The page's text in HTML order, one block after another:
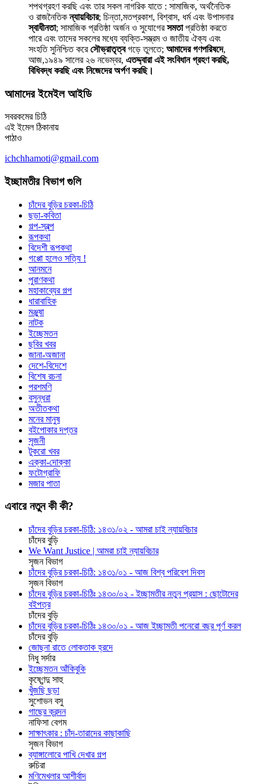
শপথগ্রহণ করছি এবং তার সকল নাগরিক যাতে : সামাজিক, অর্থনৈতিক
ও রাজনৈতিকন্যায়বিচার; চিন্তা,মতপ্রকাশ, বিশ্বাস, ধর্ম এবং উপাসনার
স্বাধীনতা; সামাজিক প্রতিষ্ঠা অর্জন ও সুযোগেরসমতাপ্রতিষ্ঠা করতে
পারে এবং তাদের সকলের মধ্যে ব্যক্তি-সম্ভ্রম ও জাতীয় ঐক্য এবং
সংহতি সুনিশ্চিত করেসৌভ্রাতৃত্বগড়ে তুলতে; আমাদের গণপরিষদে,
আজ,১৯৪৯ সালের ২৬ নভেম্বর, এতদ্দ্বারা এই সংবিধান গ্রহণ করছি,
বিধিবদ্ধ করছি এবং নিজেদের অর্পণ করছি।
আমাদের ইমেইল আইডি
সবরকমের চিঠি
এই ইমেল ঠিকানায়
পাঠাও
ichchhamoti@gmail.com
ইচ্ছামতীর বিভাগ গুলি
চাঁদের বুড়ির চরকা-চিঠি
ছড়া-কবিতা
গল্প-স্বল্প
রূপকথা
বিদেশী রূপকথা
গপ্পো হলেও সত্যি !
আনমনে
পুরাণকথা
মহাকাব্যের গল্প
ধারাবাহিক
মঞ্জুষা
নাটক
ইচ্ছেমতন
ছবির খবর
জানা-অজানা
দেশে-বিদেশে
বিশেষ রচনা
পরশমণি
বসুন্ধরা
অতীতকথা
মনের মানুষ
বইপোকার দপ্তর
সৃজনী
টুকরো খবর
এক্কা-দোক্কা
ফটোগ্রাফি
মজার পাতা
এবারে নতুন কী কী?
চাঁদের বুড়ির চরকা-চিঠি: ১৪৩১/০২ - আমরা চাই ন্যায়বিচার
চাঁদের বুড়ি
We Want Justice | আমরা চাই ন্যায়বিচার
সৃজন বিভাগ
চাঁদের বুড়ির চরকা-চিঠি: ১৪৩১/০১ - আজ বিশ্ব পরিবেশ দিবস
সৃজন বিভাগ
চাঁদের বুড়ির চরকা-চিঠিঃ ১৪৩০/০২ - ইচ্ছামতীর নতুন প্রয়াস : ছোটোদের
বইপত্র
চাঁদের বুড়ি
চাঁদের বুড়ির চরকা-চিঠিঃ ১৪৩০/০১ - আজ ইচ্ছামতী পনেরো বছর পূর্ণ করল
চাঁদের বুড়ি
জোছনা রাতে লোকতাক হ্রদে
নিধু সর্দার
ইচ্ছেমতন আঁকিবুকি
কৃষ্ণেন্দু সাহু
খুঁজছি ছড়া
সুশোভন বসু
গাছের ক্রন্দন
নাফিসা বেগম
সাক্ষাৎকার : চাঁদ-তারাদের কাছাকাছি
সৃজন বিভাগ
ব্যাঙ্গালোরে পাখি দেখার গল্প
রুচিরা
মণিমেখলার আশীর্বাদ